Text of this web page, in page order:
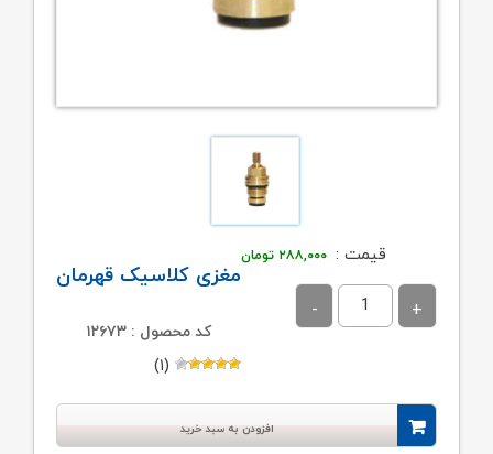
مغزی کلاسیک قهرمان
کد محصول : ۱۲۶۷۳
(۱)
قیمت : ۲۸۸,۰۰۰ تومان
افزودن به سبد خرید